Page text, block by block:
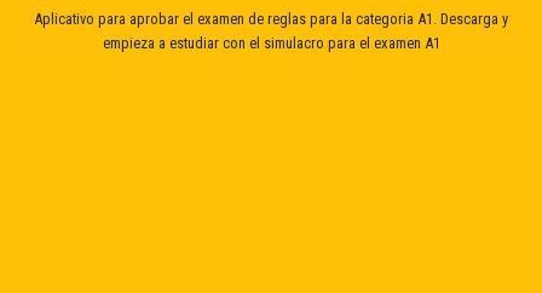
Aplicativo para aprobar el examen de reglas para la categoria A1. Descarga y
empieza a estudiar con el simulacro para el examen A1